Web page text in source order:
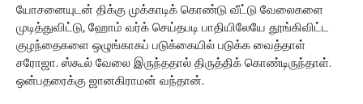
யோசனையுடன் திக்கு முக்காடிக் கொண்டு வீட்டு வேலைகளை
முடித்துவிட்டு, ஹோம் வர்க் செய்தபடி பாதியிலேயே தூங்கிவிட்ட
குழந்தைகளை ஒழுங்காகப் படுக்கையில் படுக்க வைத்தாள்
சரோஜா. ஸ்கூல் வேலை இருந்ததால் திருத்திக் கொண்டிருந்தாள்.
ஒன்பதரைக்கு ஜானகிராமன் வந்தான்.